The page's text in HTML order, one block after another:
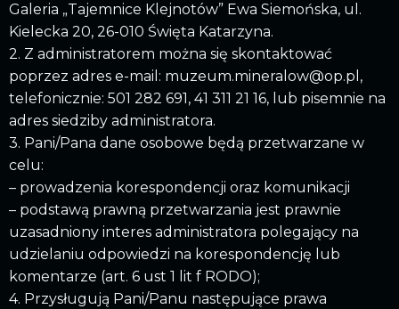
Galeria „Tajemnice Klejnotów” Ewa Siemońska, ul.
Kielecka 20, 26-010 Święta Katarzyna.
2. Z administratorem można się skontaktować
poprzez adres e-mail: muzeum.mineralow@op.pl,
telefonicznie: 501 282 691, 41 311 21 16, lub pisemnie na
adres siedziby administratora.
3. Pani/Pana dane osobowe będą przetwarzane w
celu:
– prowadzenia korespondencji oraz komunikacji
– podstawą prawną przetwarzania jest prawnie
uzasadniony interes administratora polegający na
udzielaniu odpowiedzi na korespondencję lub
komentarze (art. 6 ust 1 lit f RODO);
4. Przysługują Pani/Panu następujące prawa